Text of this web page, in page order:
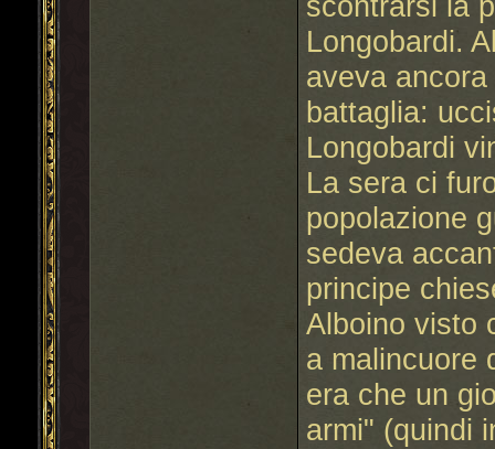
Longobardi.
aveva
battaglia:
Longobardi
La sera ci
popolazione
sedeva
principe
Alboino visto
a malincuore
era che un
armi" (quindi